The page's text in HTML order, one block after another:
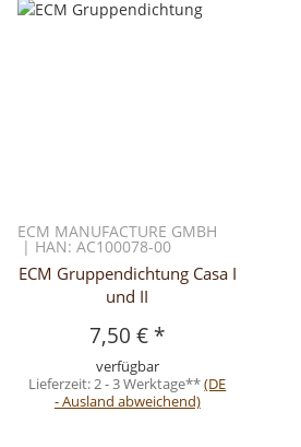
ECM MANUFACTURE GMBH
| HAN: AC100078-00
ECM Gruppendichtung Casa I
und II
7,50 € *
verfügbar
Lieferzeit:2 - 3 Werktage**(DE
- Ausland abweichend)